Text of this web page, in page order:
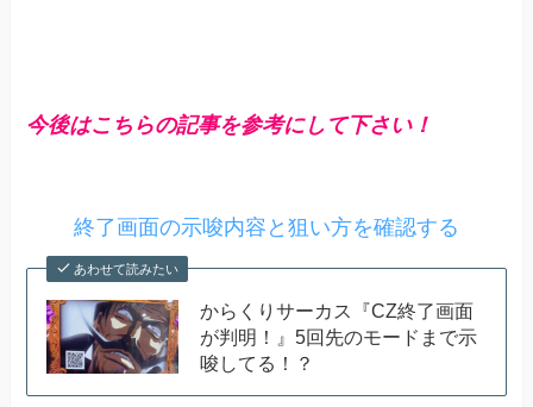
今後はこちらの記事を参考にして下さい！
終了画面の示唆内容と狙い方を確認する
あわせて読みたい
からくりサーカス『CZ終了画面
が判明！』5回先のモードまで示
唆してる！？